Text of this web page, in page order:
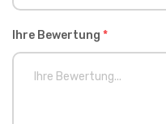
Ihre Bewertung *